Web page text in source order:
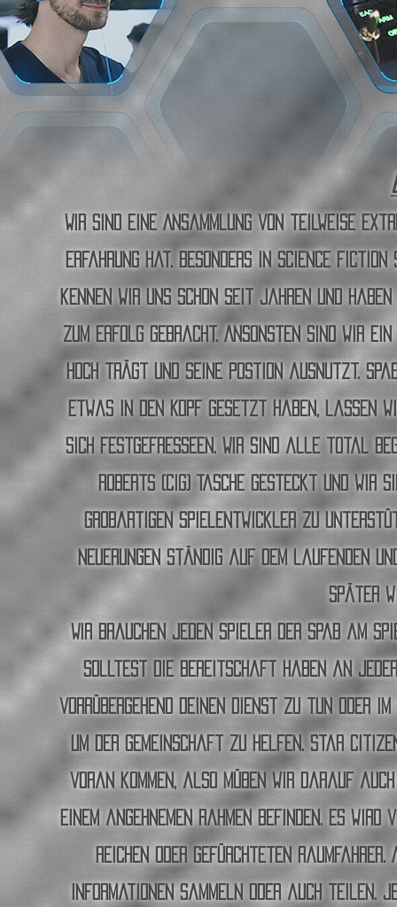
Wir sind eine Ansammlung von teilweise
Erfahrung hat. Besonders in Science Fiction
kennen wir uns schon seit Jahren und
zum Erfolg gebracht. Ansonsten sind wir
hoch trägt und seine Postion ausnutzt.
etwas in den Kopf gesetzt haben, lassen
sich festgefresseen. Wir sind alle total
Roberts (CIG) Tasche gesteckt und wir
großartigen Spielentwickler zu
Neuerungen ständig auf dem laufenden
später
Wir brauchen jeden Spieler der Spaß am
solltest die Bereitschaft haben an
vorrübergehend deinen Dienst zu tun oder
um der Gemeinschaft zu helfen. Star
voran kommen, also müßen wir darauf
einem angehnemen Rahmen befinden. Es
reichen oder gefürchteten Raumfahrer.
Informationen sammeln oder auch teilen.